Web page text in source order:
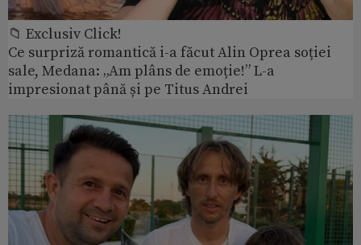
📁 Exclusiv Click!
Ce surpriză romantică i-a făcut Alin Oprea soției
sale, Medana: „Am plâns de emoție!” L-a
impresionat până și pe Titus Andrei